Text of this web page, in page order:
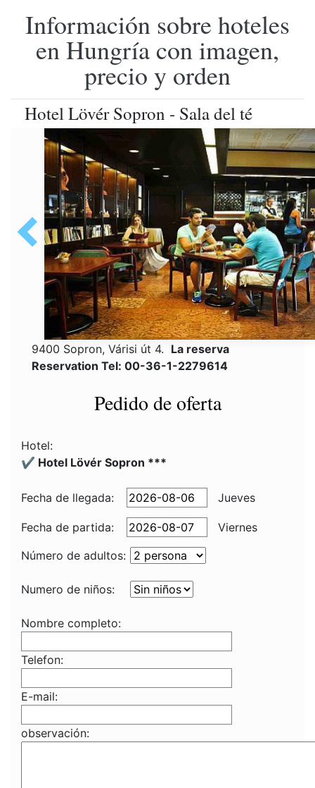
Información sobre hoteles
en Hungría con imagen,
precio y orden
Hotel Lövér Sopron - Sala del té
9400 Sopron, Várisi út 4. La reserva
Reservation Tel: 00-36-1-2279614
Pedido de oferta
Hotel:
✔️ Hotel Lövér Sopron ***
Fecha de llegada: Jueves
Fecha de partida:
Viernes
Número de adultos:
Numero de niños:
Nombre completo:
Telefon:
E-mail:
observación: